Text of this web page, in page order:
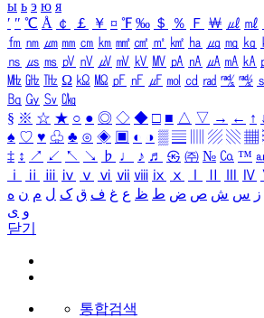
ы ь э ю я
′ ″ ℃ Å ￠ ￡ ￥ ¤ ℉ ‰ ＄ ％ Ｆ ￦ ㎕ ㎖
㎙ ㎚ ㎛ ㎜ ㎝ ㎞ ㎟ ㎠ ㎡ ㎢ ㏊ ㎍ ㎎ ㎏
㎱ ㎲ ㎳ ㎴ ㎵ ㎶ ㎷ ㎸ ㎹ ㎀ ㎁ ㎂ ㎃ ㎄
㎒ ㎓ ㎔ Ω ㏀ ㏁ ㎊ ㎋ ㎌ ㏖ ㏅ ㎭ ㎮ ㎯
㏃ ㏉ ㏜ ㏆
§ ※ ☆ ★ ○ ● ◎ ◇ ◆ □ ■ △ ▽ → ← ↑
♠ ♡ ♥ ♧ ♣ ⊙ ◈ ▣ ◐ ◑ ▒ ▤ ▨ ▧ ▦
‡ ↕ ↗ ↙ ↖ ↘ ♭ ♩ ♪ ♬ ㉿ ㈜ № ㏇ ™
ⅰ
ⅱ ⅲ ⅳ ⅴ ⅵ ⅶ ⅷ ⅸ ⅹ Ⅳ
ز س ش ص ض ط ظ ع غ ف ق ک ل م ن ه
و ی
닫기
통합검색